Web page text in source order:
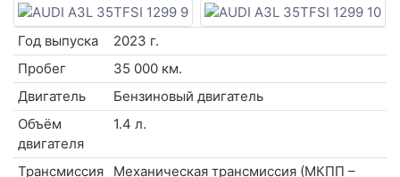
Год выпуска
2023 г.
Пробег
35 000 км.
Двигатель
Бензиновый двигатель
Объём
двигателя
1.4 л.
Трансмиссия
Механическая трансмиссия (МКПП –